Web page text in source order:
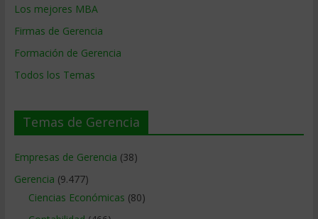
Los mejores MBA
Firmas de Gerencia
Formación de Gerencia
Todos los Temas
Temas de Gerencia
Empresas de Gerencia (38)
Gerencia (9.477)
Ciencias Económicas (80)